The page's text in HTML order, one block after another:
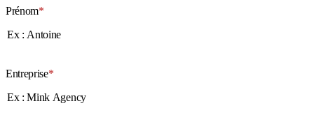
Prénom*
Entreprise*